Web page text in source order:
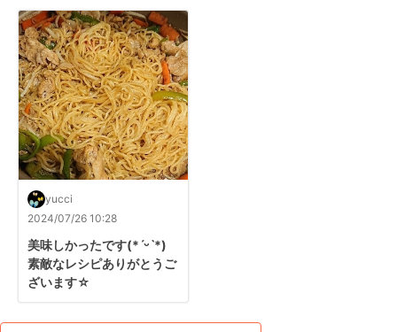
yucci
2024/07/26 10:28
美味しかったです(*ˊᵕˋ*)
素敵なレシピありがとうご
ざいます☆